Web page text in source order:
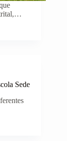
Sede